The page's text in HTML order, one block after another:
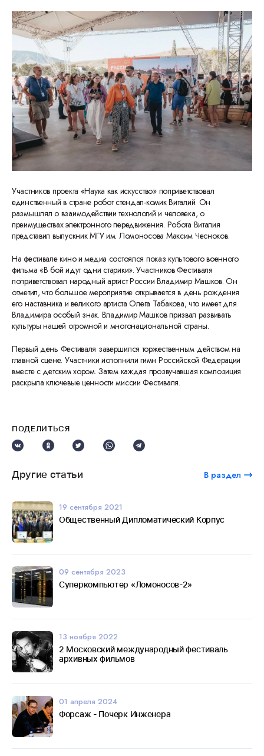
Участников проекта «Наука как искусство» поприветствовал
единственный в стране робот стендап-комик Виталий. Он
размышлял о взаимодействии технологий и человека, о
преимуществах электронного передвижения. Робота Виталия
представил выпускник МГУ им. Ломоносова Максим Чесноков.
На фестивале кино и медиа состоялся показ культового военного
фильма «В бой идут одни старики». Участников Фестиваля
поприветствовал народный артист России Владимир Машков. Он
отметил, что большое мероприятие открывается в день рождения
его наставника и великого артиста Олега Табакова, что имеет для
Владимира особый знак. Владимир Машков призвал развивать
культуры нашей огромной и многонациональной страны.
Первый день Фестиваля завершился торжественным действом на
главной сцене. Участники исполнили гимн Российской Федерации
вместе с детским хором. Затем каждая прозвучавшая композиция
раскрыла ключевые ценности миссии Фестиваля.
ПОДЕЛИТЬСЯ
Другие статьи В раздел
19 сентября 2021
Общественный Дипломатический Корпус
09 сентября 2023
Суперкомпьютер «Ломоносов-2»
13 ноября 2022
2 Московский международный фестиваль
архивных фильмов
01 апреля 2024
Форсаж - Почерк Инженера